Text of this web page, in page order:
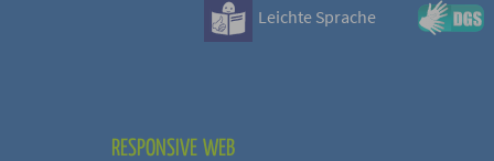
Leichte Sprache
RESPONSIVE WEB